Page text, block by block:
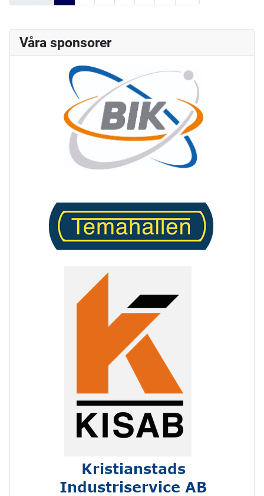
Våra sponsorer